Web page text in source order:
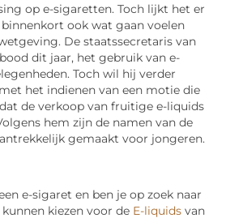
op e-sigaretten. Toch lijkt het er
ook wat gaan voelen
De staatssecretaris van
dit jaar, het gebruik van e-
Toch wil hij verder
het indienen van een motie die
de verkoop van fruitige e-liquids
hem zijn de namen van de
gemaakt voor jongeren.
e-sigaret en ben je op zoek naar
kiezen voor de E-liquids van